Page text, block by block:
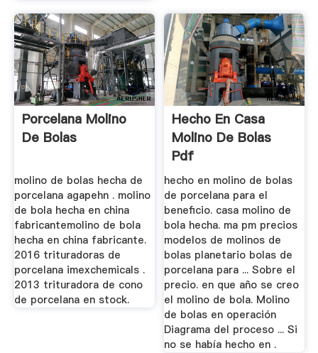
Porcelana Molino
De Bolas
molino de bolas hecha de
porcelana agapehn . molino
de bola hecha en china
fabricantemolino de bola
hecha en china fabricante.
2016 trituradoras de
porcelana imexchemicals .
2013 trituradora de cono
de porcelana en stock.
Hecho En Casa
Molino De Bolas
Pdf
hecho en molino de bolas
de porcelana para el
beneficio. casa molino de
bola hecha. ma pm precios
modelos de molinos de
bolas planetario bolas de
porcelana para ... Sobre el
precio. en que año se creo
el molino de bola. Molino
de bolas en operación
Diagrama del proceso ... Si
no se había hecho en .